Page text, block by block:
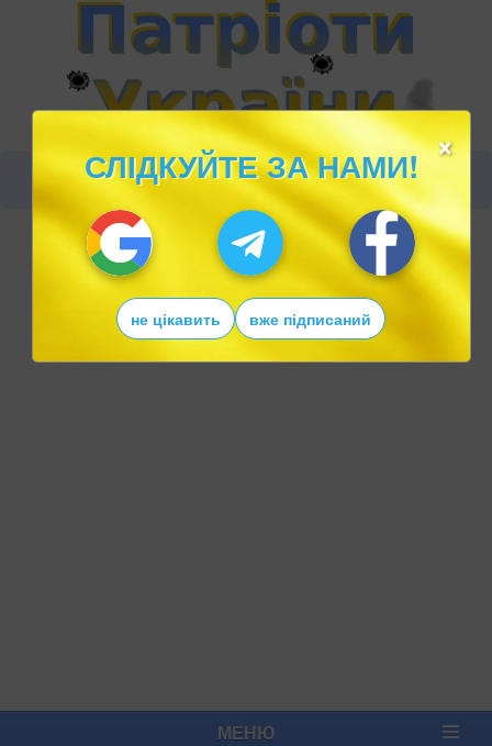
МЕНЮ
×
СЛІДКУЙТЕ ЗА НАМИ!
не цікавить вже підписаний